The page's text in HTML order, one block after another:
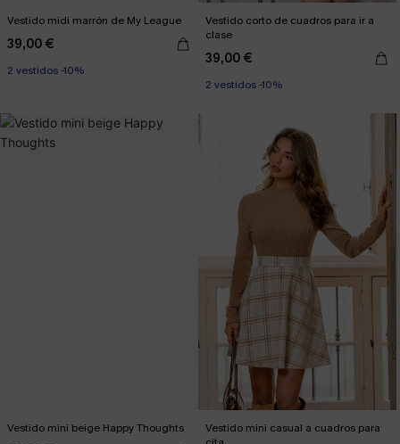
Vestido midi marrón de My League
39,00 €
2 vestidos -10%
Vestido corto de cuadros para ir a
clase
39,00 €
2 vestidos -10%
Vestido mini beige Happy Thoughts
Vestido mini casual a cuadros para